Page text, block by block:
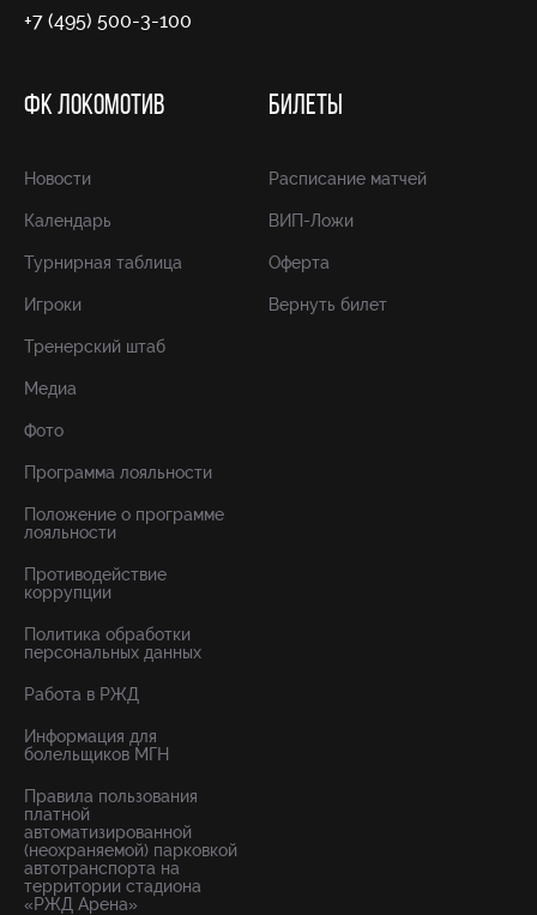
+7 (495) 500-3-100
ФК ЛОКОМОТИВ
Новости
Календарь
Турнирная таблица
Игроки
Тренерский штаб
Медиа
Фото
Программа лояльности
Положение о программе
лояльности
Противодействие
коррупции
Политика обработки
персональных данных
Работа в РЖД
Информация для
болельщиков МГН
Правила пользования
платной
автоматизированной
(неохраняемой) парковкой
автотранспорта на
территории стадиона
«РЖД Арена»
БИЛЕТЫ
Расписание матчей
ВИП-Ложи
Оферта
Вернуть билет